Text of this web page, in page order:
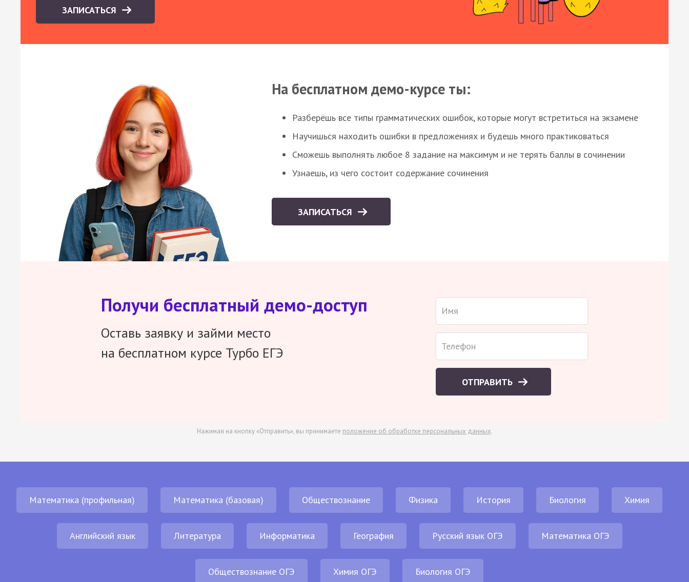
ЗАПИСАТЬСЯ
На бесплатном демо-курсе ты:
Разберёшь все типы грамматических ошибок, которые могут встретиться на экзамене
Научишься находить ошибки в предложениях и будешь много практиковаться
Сможешь выполнять любое 8 задание на максимум и не терять баллы в сочинении
Узнаешь, из чего состоит содержание сочинения
ЗАПИСАТЬСЯ
Получи бесплатный демо-доступ
Оставь заявку и займи место
на бесплатном курсе Турбо ЕГЭ
ОТПРАВИТЬ
Нажимая на кнопку «Отправить», вы принимаете положение об обработке персональных данных.
Математика (профильная) Математика (базовая) Обществознание Физика История Биология Химия
Английский язык Литература Информатика География Русский язык ОГЭ Математика ОГЭ
Обществознание ОГЭ Химия ОГЭ Биология ОГЭ